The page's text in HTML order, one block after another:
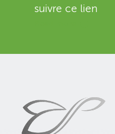
suivre ce lien